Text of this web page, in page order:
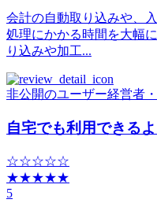
会計の自動取り込みや、
処理にかかる時間を大幅
り込みや加工...
非公開のユーザー経営者
自宅でも利用できる
☆☆☆☆☆
★★★★★
5